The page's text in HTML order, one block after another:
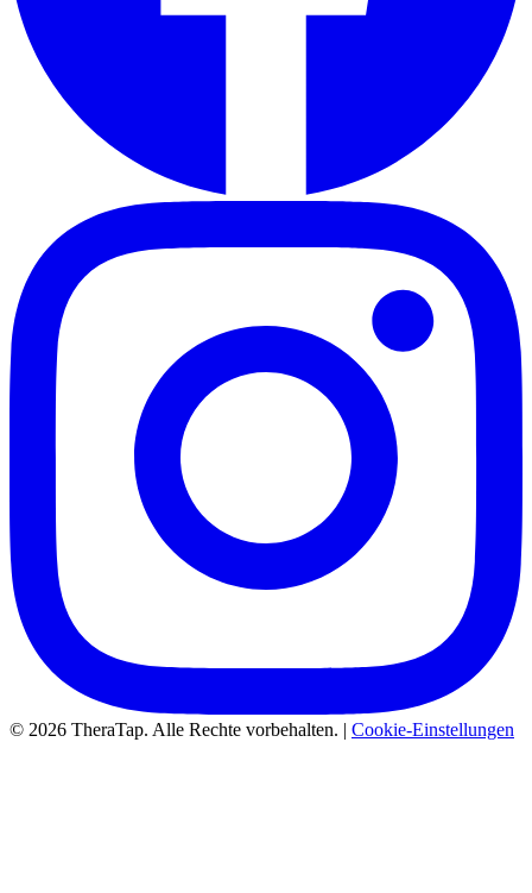
© 2026 TheraTap. Alle Rechte vorbehalten. | Cookie-Einstellungen